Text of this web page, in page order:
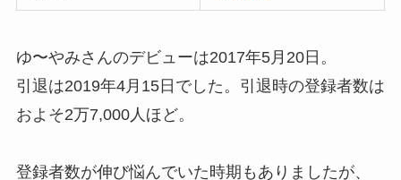
ゆ〜やみさんのデビューは2017年5月20日。
引退は2019年4月15日でした。引退時の登録者数は
およそ2万7,000人ほど。
登録者数が伸び悩んでいた時期もありましたが、